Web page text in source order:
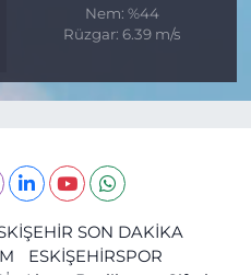
Nem: %44
Rüzgar: 6.39 m/s
SON DAKİKA
ESKİŞEHİRSPOR